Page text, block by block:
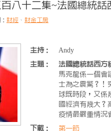
八十二集~法國總統話
財經 、 財金工房
主持：
Andy
主題：
法國總統話西方
馬克龍係一個會
士為之震驚？！
球既時段，又係
國經濟有幾大？
疫情最嚴重情況
下載：
第一節